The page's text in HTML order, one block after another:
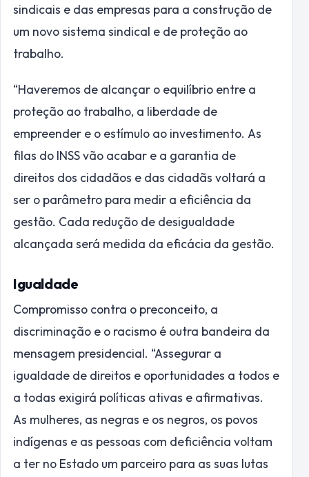
sindicais e das empresas para a construção de
um novo sistema sindical e de proteção ao
trabalho.
“Haveremos de alcançar o equilíbrio entre a
proteção ao trabalho, a liberdade de
empreender e o estímulo ao investimento. As
filas do INSS vão acabar e a garantia de
direitos dos cidadãos e das cidadãs voltará a
ser o parâmetro para medir a eficiência da
gestão. Cada redução de desigualdade
alcançada será medida da eficácia da gestão.
Igualdade
Compromisso contra o preconceito, a
discriminação e o racismo é outra bandeira da
mensagem presidencial. “Assegurar a
igualdade de direitos e oportunidades a todos e
a todas exigirá políticas ativas e afirmativas.
As mulheres, as negras e os negros, os povos
indígenas e as pessoas com deficiência voltam
a ter no Estado um parceiro para as suas lutas